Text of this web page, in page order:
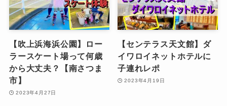
【吹上浜海浜公園】ロー
ラースケート場って何歳
から大丈夫？【南さつま
市】
2023年4月27日
【センテラス天文館】ダ
イワロイネットホテルに
子連れレポ
2023年4月19日